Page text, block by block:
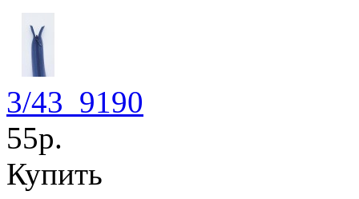
3/43_9190
55р.
Купить